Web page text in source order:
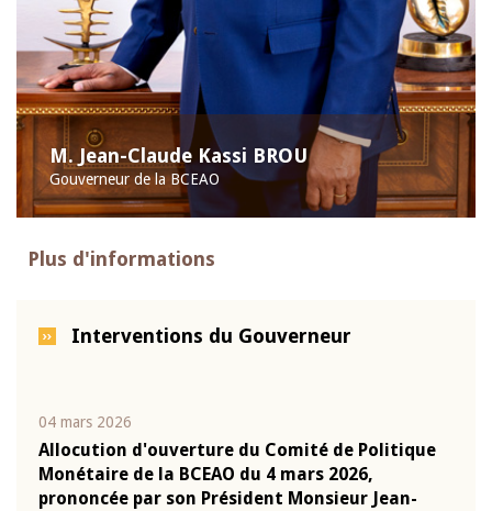
M. Jean-Claude Kassi BROU
Gouverneur de la BCEAO
Plus d'informations
Interventions du Gouverneur
04 mars 2026
Allocution d'ouverture du Comité de Politique
Monétaire de la BCEAO du 4 mars 2026,
prononcée par son Président Monsieur Jean-